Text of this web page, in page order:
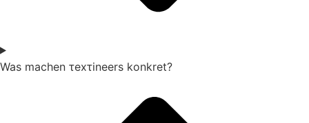
Was machen τexτineers konkret?